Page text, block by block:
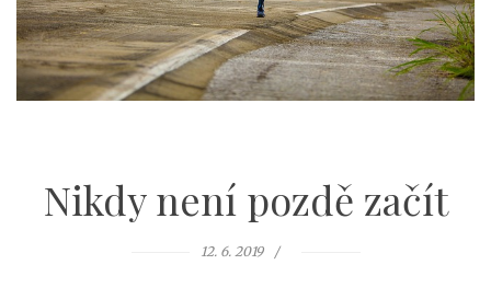
Nikdy není pozdě začít
12. 6. 2019